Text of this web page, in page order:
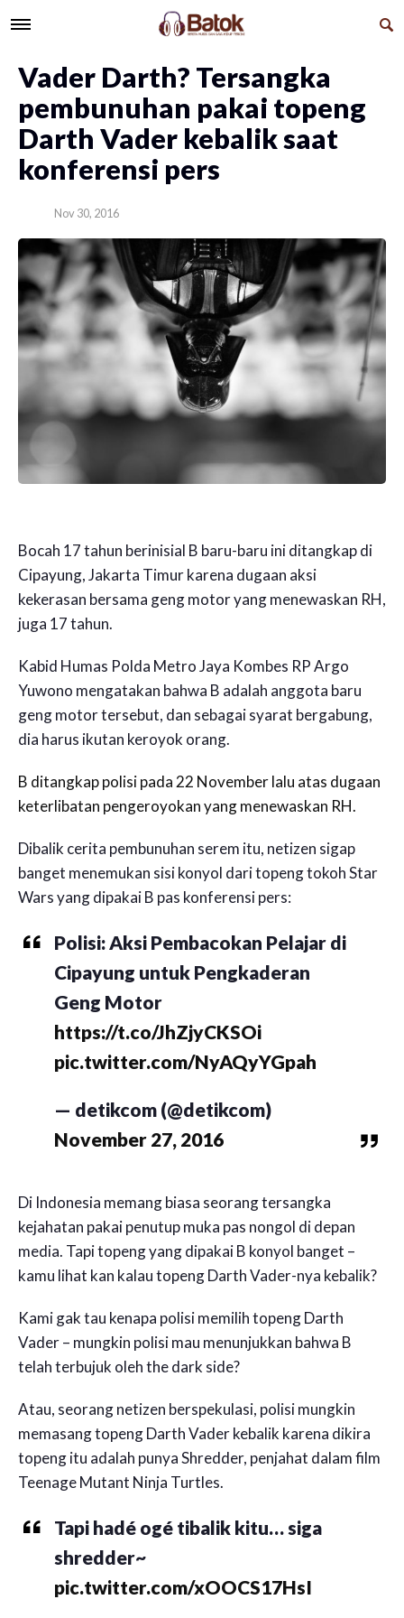
Vader Darth? Tersangka
pembunuhan pakai topeng
Darth Vader kebalik saat
konferensi pers
Nov 30, 2016
Bocah 17 tahun berinisial B baru-baru ini ditangkap di
Cipayung, Jakarta Timur karena dugaan aksi
kekerasan bersama geng motor yang menewaskan RH,
juga 17 tahun.
Kabid Humas Polda Metro Jaya Kombes RP Argo
Yuwono mengatakan bahwa B adalah anggota baru
geng motor tersebut, dan sebagai syarat bergabung,
dia harus ikutan keroyok orang.
B ditangkap polisi pada 22 November lalu atas dugaan
keterlibatan pengeroyokan yang menewaskan RH.
Dibalik cerita pembunuhan serem itu, netizen sigap
banget menemukan sisi konyol dari topeng tokoh Star
Wars yang dipakai B pas konferensi pers:
Polisi: Aksi Pembacokan Pelajar di
Cipayung untuk Pengkaderan
Geng Motor
https://t.co/JhZjyCKSOi
pic.twitter.com/NyAQyYGpah
— detikcom (@detikcom)
November 27, 2016
Di Indonesia memang biasa seorang tersangka
kejahatan pakai penutup muka pas nongol di depan
media. Tapi topeng yang dipakai B konyol banget –
kamu lihat kan kalau topeng Darth Vader-nya kebalik?
Kami gak tau kenapa polisi memilih topeng Darth
Vader – mungkin polisi mau menunjukkan bahwa B
telah terbujuk oleh the dark side?
Atau, seorang netizen berspekulasi, polisi mungkin
memasang topeng Darth Vader kebalik karena dikira
topeng itu adalah punya Shredder, penjahat dalam film
Teenage Mutant Ninja Turtles.
Tapi hadé ogé tibalik kitu… siga
shredder~
pic.twitter.com/xOOCS17HsI